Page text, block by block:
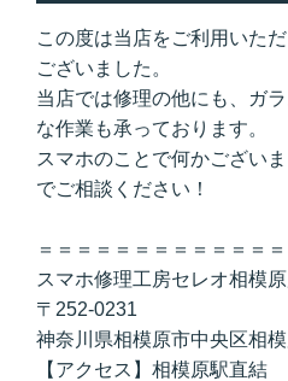
この度は当店をご利用いた
ございました。
当店では修理の他にも、ガ
な作業も承っております。
スマホのことで何かござい
でご相談ください！
＝＝＝＝＝＝＝＝＝＝＝＝
スマホ修理工房セレオ相模
〒252-0231
神奈川県相模原市中央区相
【アクセス】相模原駅直結